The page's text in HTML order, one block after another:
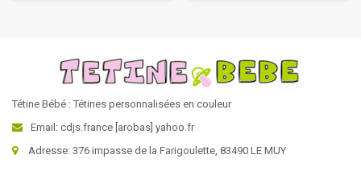
Tétine Bébé : Tétines personnalisées en couleur
Email: cdjs.france [arobas] yahoo.fr
Adresse: 376 impasse de la Farigoulette, 83490 LE MUY